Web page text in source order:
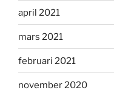
april 2021
mars 2021
februari 2021
november 2020